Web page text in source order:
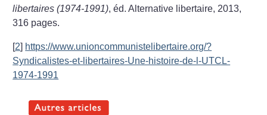
libertaires (1974-1991), éd. Alternative libertaire, 2013,
316 pages.
[2] https://www.unioncommunistelibertaire.org/?
Syndicalistes-et-libertaires-Une-histoire-de-l-UTCL-
1974-1991